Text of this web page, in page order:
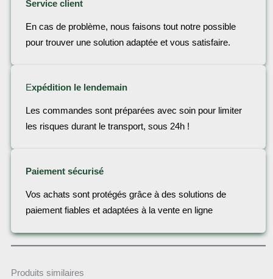
Service client
En cas de problème, nous faisons tout notre possible
pour trouver une solution adaptée et vous satisfaire.
Expédition le lendemain
Les commandes sont préparées avec soin pour limiter
les risques durant le transport, sous 24h !
Paiement sécurisé
Vos achats sont protégés grâce à des solutions de
paiement fiables et adaptées à la vente en ligne
Produits similaires